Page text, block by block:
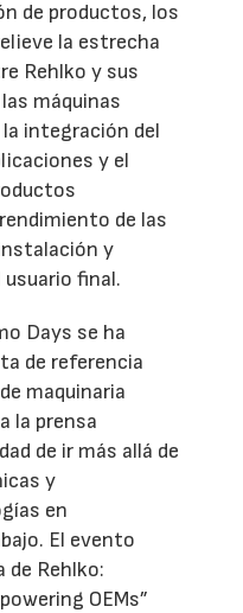
de productos, los
la estrecha
Rehlko y sus
máquinas
integración del
y el
de las
y
final.
Days se ha
de referencia
maquinaria
la prensa
de ir más allá de
y
en
El evento
de Rehlko:
OEMs”